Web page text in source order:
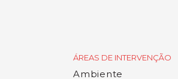
ÁREAS DE INTERVENÇÃO
Ambiente